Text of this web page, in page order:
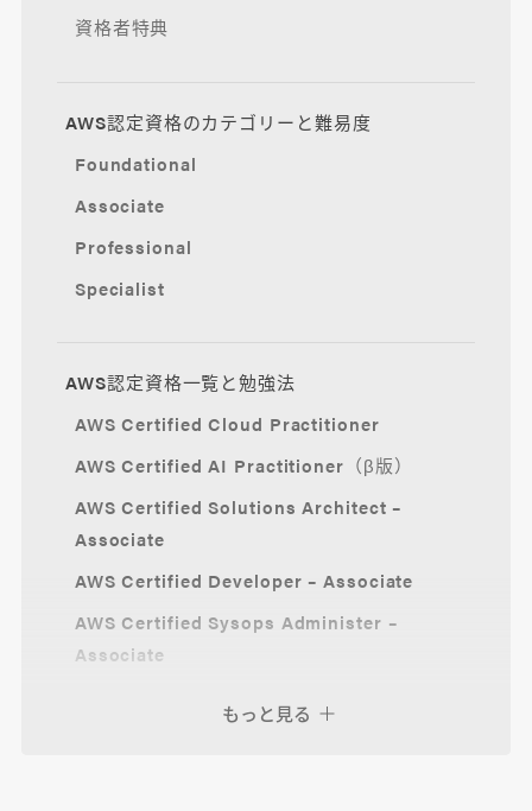
資格者特典
AWS認定資格のカテゴリーと難易度
Foundational
Associate
Professional
Specialist
AWS認定資格一覧と勉強法
AWS Certified Cloud Practitioner
AWS Certified AI Practitioner（β版）
AWS Certified Solutions Architect –
Associate
AWS Certified Developer – Associate
AWS Certified Sysops Administer –
Associate
もっと見る